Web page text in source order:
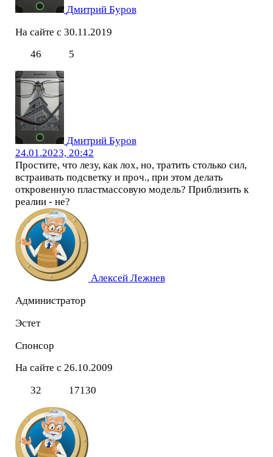
Дмитрий Буров
На сайте с 30.11.2019
46
5
Дмитрий Буров
24.01.2023, 20:42
Простите, что лезу, как лох, но, тратить столько сил,
встраивать подсветку и проч., при этом делать
откровенную пластмассовую модель? Приблизить к
реалии - не?
Алексей Лежнев
Администратор
Эстет
Спонсор
На сайте с 26.10.2009
32
17130